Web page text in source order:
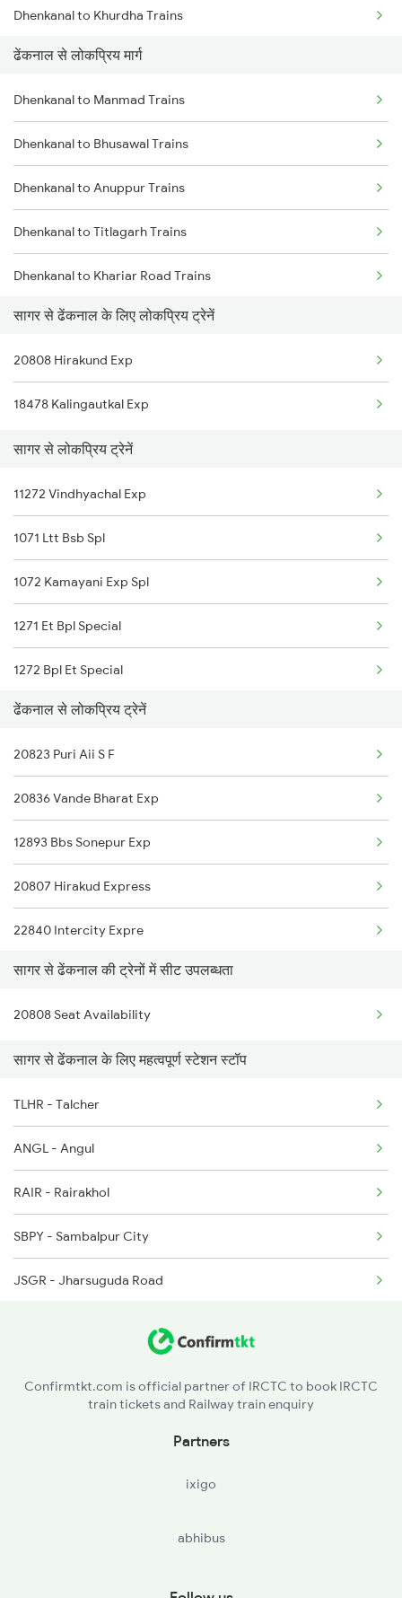
Dhenkanal to Khurdha Trains
Dhenkanal to Puri Trains
Dhenkanal to Jharsuguda Trains
Dhenkanal to Cuttack Trains
Dhenkanal to Balangir Trains
Dhenkanal to Bargarh Trains
Dhenkanal to Raipur Trains
Dhenkanal to Narajmarthapur Trains
ढेंकनाल से लोकप्रिय मार्ग
Dhenkanal to Manmad Trains
Dhenkanal to Bhusawal Trains
Dhenkanal to Anuppur Trains
Dhenkanal to Titlagarh Trains
Dhenkanal to Khariar Road Trains
Dhenkanal to Nawapara Road Trains
Dhenkanal to Mahesana Trains
Dhenkanal to Ajmer Trains
Dhenkanal to Amritsar Trains
Dhenkanal to Akola Trains
Dhenkanal to Angul Trains
सागर से ढेंकनाल के लिए लोकप्रिय ट्रेनें
20808 Hirakund Exp
18478 Kalingautkal Exp
सागर से लोकप्रिय ट्रेनें
11272 Vindhyachal Exp
1071 Ltt Bsb Spl
1072 Kamayani Exp Spl
1271 Et Bpl Special
1272 Bpl Et Special
1465 Smnh Jbp Spl
1466 Jbp Somnath Spl
2127 Jbp Nzm Spl
2128 Nzm Jbp Spl
2157 Src Humsafar Spl
2158 Hbj Humsafar Spl
2281 Jbp Aii Special
2282 Aii Jbp Spl
2883 Durg Nzm Sf Spl
2884 Durg Festival Sp
ढेंकनाल से लोकप्रिय ट्रेनें
20823 Puri Aii S F
20836 Vande Bharat Exp
12893 Bbs Sonepur Exp
20807 Hirakud Express
22840 Intercity Expre
18304 Puri Sbp Int Exp
18403 Ckp Bbn Int Exp
18425 Puri Durg Exp
18452 Tapaswini Expre
18118 Rajyarani Expre
2037 Puri Ajmer Spl
2038 Aii Puri Sf Spl
2093 Puri Ju Spl
सागर से ढेंकनाल की ट्रेनों में सीट उपलब्धता
20808 Seat Availability
सागर से ढेंकनाल के लिए महत्वपूर्ण स्टेशन स्टॉप
TLHR - Talcher
ANGL - Angul
RAIR - Rairakhol
SBPY - Sambalpur City
JSGR - Jharsuguda Road
KHS - Kharsia
Confirmtkt.com is official partner of IRCTC to book IRCTC
train tickets and Railway train enquiry
Partners
ixigo
abhibus